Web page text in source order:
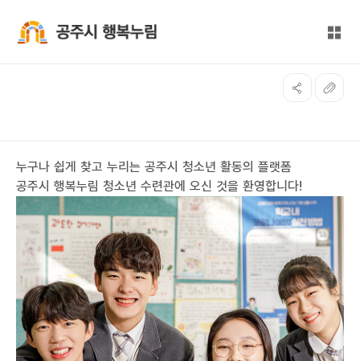
전체
누구나 쉽게 찾고 누리는 공주시 청소년 활동의 플랫폼
공주시 행복누림 청소년 수련관에 오신 것을 환영합니다!